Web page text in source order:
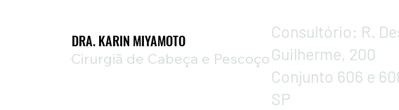
Consultório: R.
Guilherme, 200
Conjunto 606 e
SP
DRA. KARIN MIYAMOTO
DRA. KARIN MIYAMOTO
Cirurgiã de Cabeça e Pescoço